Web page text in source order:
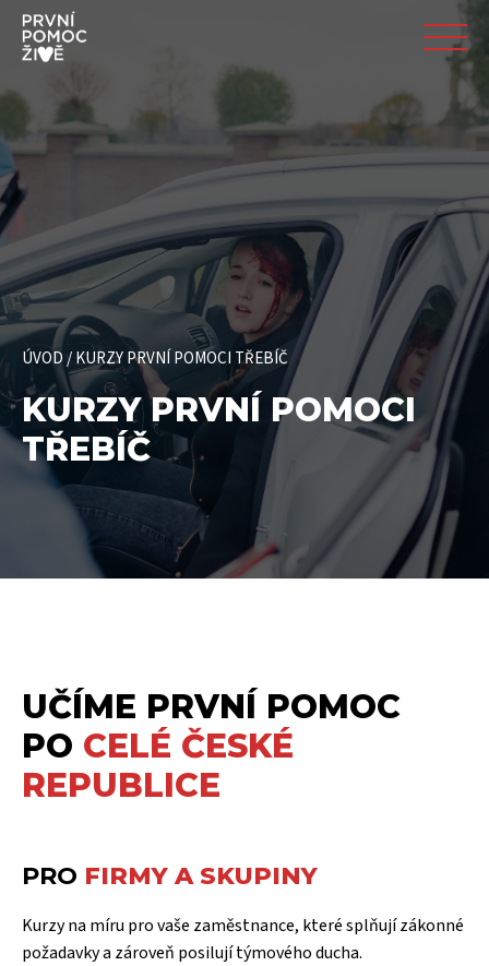
ÚVOD/KURZY PRVNÍ POMOCI TŘEBÍČ
KURZY PRVNÍ POMOCI
TŘEBÍČ
UČÍME PRVNÍ POMOC
PO CELÉ ČESKÉ
REPUBLICE
PRO FIRMY A SKUPINY
Kurzy na míru pro vaše zaměstnance, které splňují zákonné
požadavky a zároveň posilují týmového ducha.